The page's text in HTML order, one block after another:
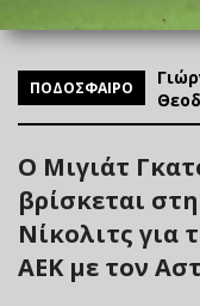
ΠΟΔΟΣΦΑΙΡΟ
Ο Μιγιάτ
βρίσκεται
Νίκολιτς για
ΑΕΚ με τον